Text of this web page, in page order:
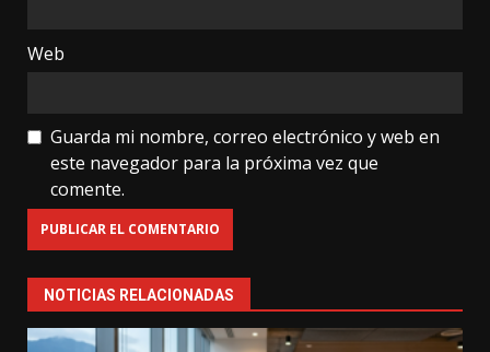
Web
Guarda mi nombre, correo electrónico y web en
este navegador para la próxima vez que
comente.
NOTICIAS RELACIONADAS